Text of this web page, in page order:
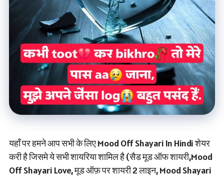
यहाँ पर हमने आप सभी के लिए Mood Off Shayari In Hindi शेयर
करी है जिसमे ये सभी शायरिया शामिल है (सैड मूड ऑफ शायरी,Mood
Off Shayari Love, मूड ऑफ़ पर शायरी 2 लाइन, Mood Shayari